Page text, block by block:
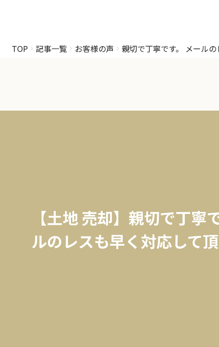
TOP 記事一覧 お客様の声 親切で丁寧です。 メール
【土地 売却】親切で丁寧
ルのレスも早く対応して